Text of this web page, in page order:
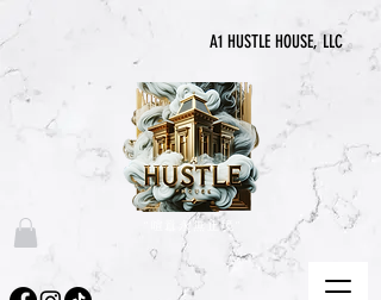
A1 HUSTLE HOUSE, LLC
“喧囂永無止境”